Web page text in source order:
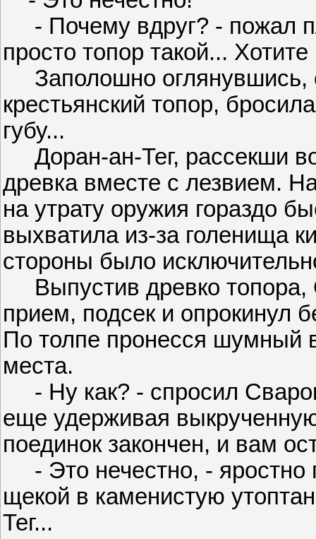
- Почему вдруг? - пожал
просто топор такой...
Заполошно оглянувшись,
крестьянский топор,
губу...
Доран-ан-Тег, рассекши
древка вместе с лезвием.
на утрату оружия гораздо
выхватила из-за голенища
стороны было
Выпустив древко топора,
прием, подсек и опрокинул
По толпе пронесся шумный
места.
- Ну как? - спросил
еще удерживая
поединок закончен, и вам
- Это нечестно, - яростно
щекой в каменистую
Тег...